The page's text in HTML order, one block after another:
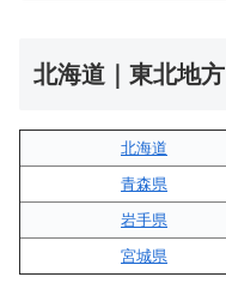
北海道｜東北地方
北海道
青森県
岩手県
宮城県